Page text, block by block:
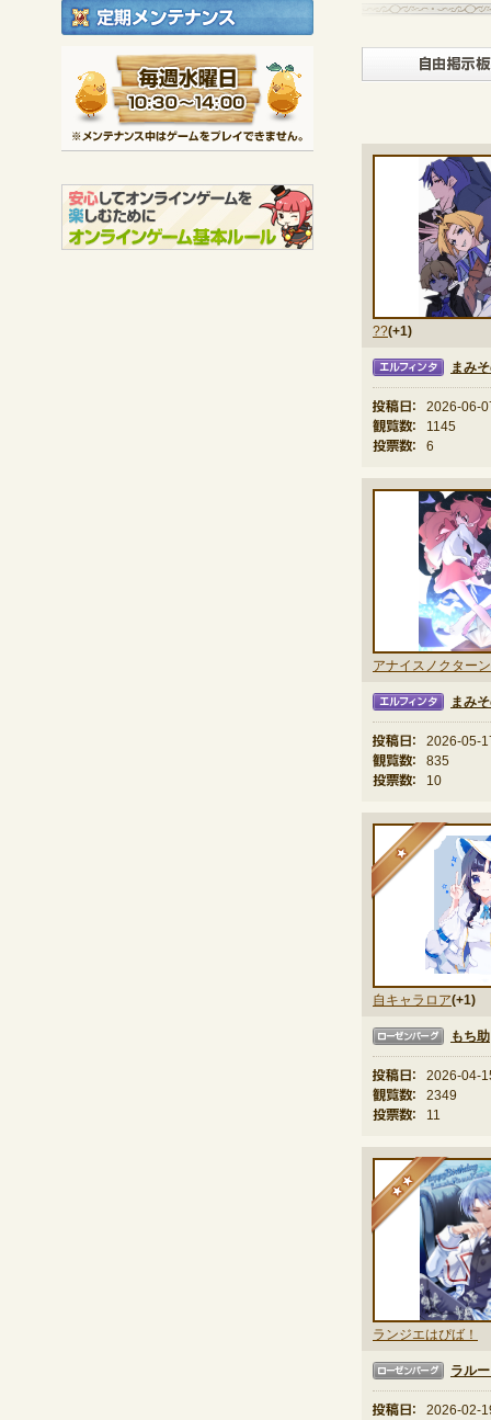
定期メンテナンス
毎週水曜日 10:30
※メンテナンス中は
??(+1)
まみ
投稿日：
2026-06-
観覧数：
1145
投票数：
6
アナイスノクターン
まみ
投稿日：
2026-05-
観覧数：
835
投票数：
10
自キャラロア(+1)
★
もち助
投稿日：
2026-04-
観覧数：
2349
投票数：
11
ランジエはぴば！
★★
ラル
投稿日：
2026-02-